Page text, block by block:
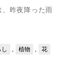
昨夜降った雨
植物 花